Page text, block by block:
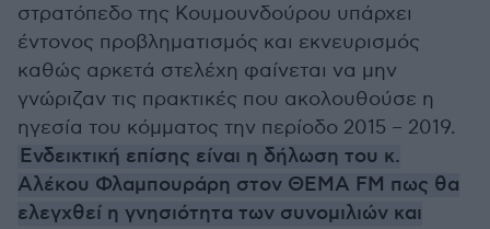
στρατόπεδο της Κουμουνδούρου υπάρχει
έντονος προβληματισμός και εκνευρισμός
καθώς αρκετά στελέχη φαίνεται να μην
γνώριζαν τις πρακτικές που ακολουθούσε η
ηγεσία του κόμματος την περίοδο 2015 – 2019.
Ενδεικτική επίσης είναι η δήλωση του κ.
Αλέκου Φλαμπουράρη στον ΘΕΜΑ FM πως θα
ελεγχθεί η γνησιότητα των συνομιλιών και